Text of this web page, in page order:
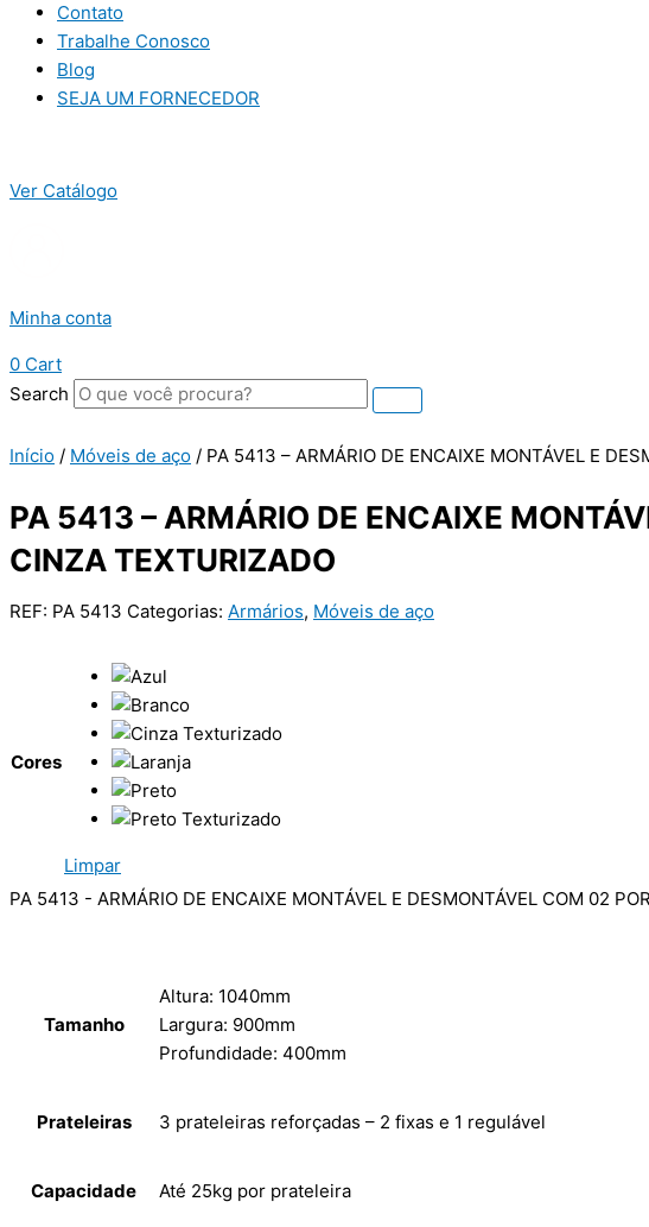
Contato
Trabalhe Conosco
Blog
SEJA UM FORNECEDOR
Ver Catálogo
Minha conta
0 Cart
Search
Início / Móveis de aço / PA 5413 – ARMÁRIO DE ENCAIXE MONTÁVEL E
PA 5413 – ARMÁRIO DE ENCAIXE
CINZA TEXTURIZADO
REF: PA 5413 Categorias: Armários, Móveis de aço
Cores
Limpar
PA 5413 - ARMÁRIO DE ENCAIXE MONTÁVEL E DESMONTÁVEL COM 02
Tamanho
Altura: 1040mm
Largura: 900mm
Profundidade: 400mm
Prateleiras 3 prateleiras reforçadas – 2 fixas e 1 regulável
Capacidade Até 25kg por prateleira